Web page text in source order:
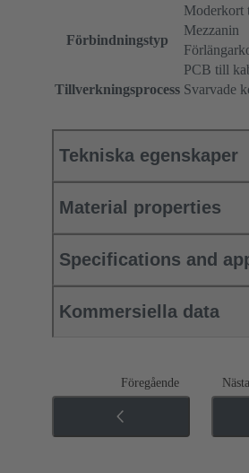
Förbindningstyp
Moderkort
Mezzanin
PCB till
Tillverkningsprocess Svarvade
Tekniska egenskaper
Material properties
Specifications and
Kommersiella data
Föregående Nästa